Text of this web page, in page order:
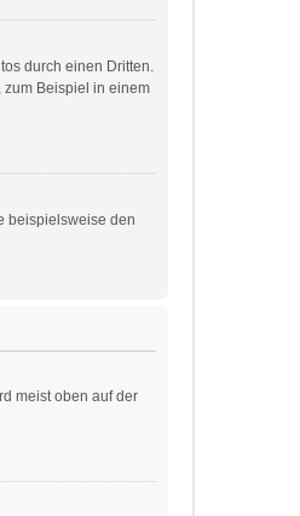
durch einen Dritten.
zum Beispiel in einem
beispielsweise den
meist oben auf der